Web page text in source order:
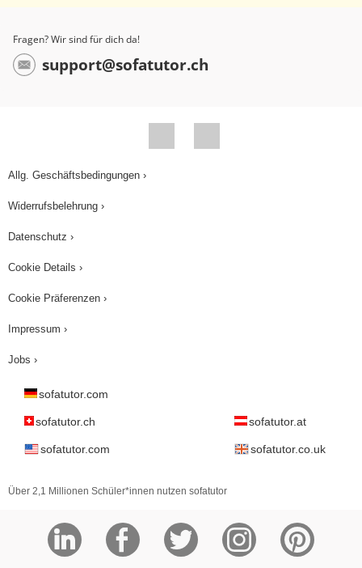
Fragen? Wir sind für dich da!
support@sofatutor.ch
Allg. Geschäftsbedingungen ›
Widerrufsbelehrung ›
Datenschutz ›
Cookie Details ›
Cookie Präferenzen ›
Impressum ›
Jobs ›
sofatutor.com
sofatutor.ch sofatutor.at
sofatutor.com sofatutor.co.uk
Über 2,1 Millionen Schüler*innen nutzen sofatutor